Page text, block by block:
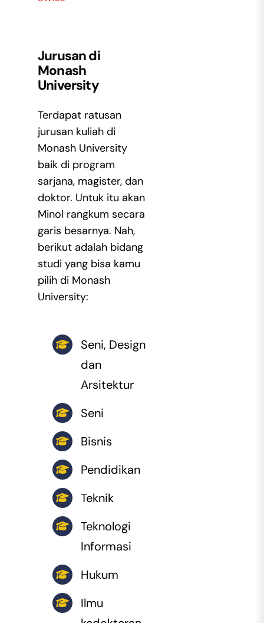
Jurusan di
Monash
University
Terdapat ratusan
jurusan kuliah di
Monash University
baik di program
sarjana, magister, dan
doktor. Untuk itu akan
Minol rangkum secara
garis besarnya. Nah,
berikut adalah bidang
studi yang bisa kamu
pilih di Monash
University:
Seni, Design
dan
Arsitektur
Seni
Bisnis
Pendidikan
Teknik
Teknologi
Informasi
Hukum
Ilmu